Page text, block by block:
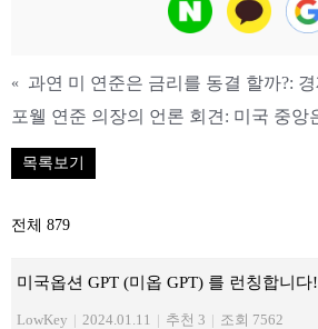
«
목록보기
전체 879
미국옵션 GPT (미옵 GPT) 를 런칭합니다!
LowKey | 2024.01.11 | 추천 3 | 조회 7562